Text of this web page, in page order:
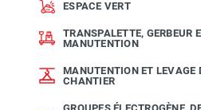
ESPACE VERT
TRANSPALETTE, GERBEUR
MANUTENTION
MANUTENTION ET LEVAGE
CHANTIER